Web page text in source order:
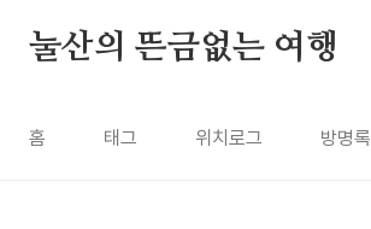
눌산의 뜬금없는 여행
홈 태그 위치로그 방명록